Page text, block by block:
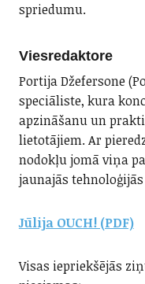
spriedumu.
Viesredaktore
Portija Džefersone
speciāliste, kura
apzināšanu un
lietotājiem. Ar
nodokļu jomā viņa
jaunajās
Jūlija OUCH! (PDF)
Visas iepriekšējās